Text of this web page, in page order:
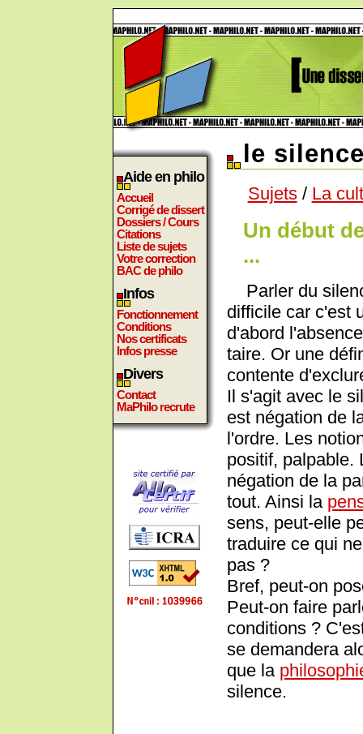
Aide en philo
Accueil
Corrigé de dissert
Dossiers / Cours
Citations
Liste de sujets
Votre correction
BAC de philo
Infos
Fonctionnement
Conditions
Nos certificats
Infos presse
Divers
Contact
MaPhilo recrute
le
Sujets/ La
Un début
...
Parler du
difficile car c'est
d'abord
taire. Or une
contente
Il s'agit avec le
est négation de
l'ordre. Les
positif, palpable.
négation de la
tout. Ainsi la
sens, peut-elle
traduire ce qui
pas ?
Bref, peut-on
Peut-on faire
conditions ?
se demandera
que la
silence.